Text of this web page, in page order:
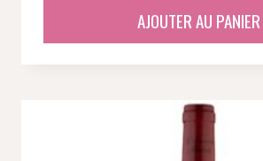
était : est :
AJOUTER AU PANIER